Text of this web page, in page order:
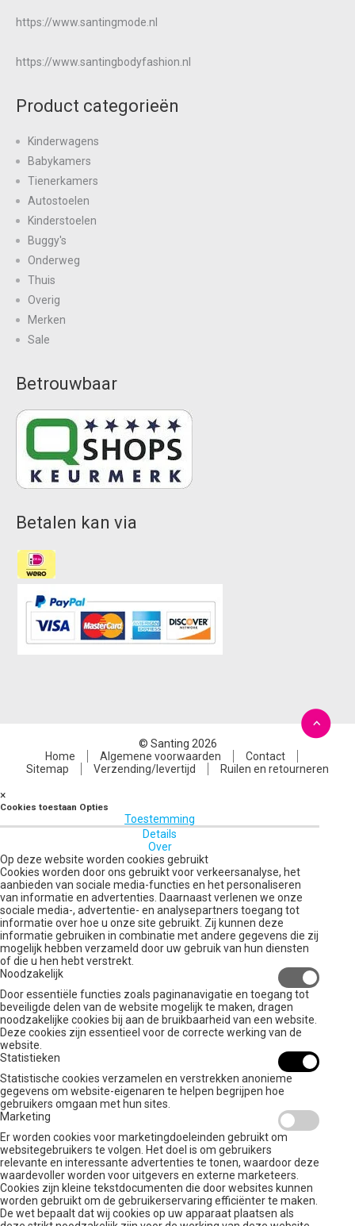
https://www.santingmode.nl
https://www.santingbodyfashion.nl
Product categorieën
Kinderwagens
Babykamers
Tienerkamers
Autostoelen
Kinderstoelen
Buggy's
Onderweg
Thuis
Overig
Merken
Sale
Betrouwbaar
Betalen kan via
© Santing 2026
Home
Algemene voorwaarden
Contact
Sitemap
Verzending/levertijd Ruilen en retourneren
×
Cookies toestaan Opties
Toestemming
Details
Over
Op deze website worden cookies gebruikt
Cookies worden door ons gebruikt voor verkeersanalyse, het
aanbieden van sociale media-functies en het personaliseren
van informatie en advertenties. Daarnaast verlenen we onze
sociale media-, advertentie- en analysepartners toegang tot
informatie over hoe u onze site gebruikt. Zij kunnen deze
informatie gebruiken in combinatie met andere gegevens die zij
mogelijk hebben verzameld door uw gebruik van hun diensten
of die u hen hebt verstrekt.
Noodzakelijk
Door essentiële functies zoals paginanavigatie en toegang tot
beveiligde delen van de website mogelijk te maken, dragen
noodzakelijke cookies bij aan de bruikbaarheid van een website.
Deze cookies zijn essentieel voor de correcte werking van de
website.
Statistieken
Statistische cookies verzamelen en verstrekken anonieme
gegevens om website-eigenaren te helpen begrijpen hoe
gebruikers omgaan met hun sites.
Marketing
Er worden cookies voor marketingdoeleinden gebruikt om
websitegebruikers te volgen. Het doel is om gebruikers
relevante en interessante advertenties te tonen, waardoor deze
waardevoller worden voor uitgevers en externe marketeers.
Cookies zijn kleine tekstdocumenten die door websites kunnen
worden gebruikt om de gebruikerservaring efficiënter te maken.
De wet bepaalt dat wij cookies op uw apparaat plaatsen als